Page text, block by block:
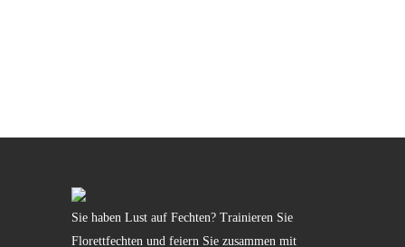
Sie haben Lust auf Fechten? Trainieren Sie
Florettfechten und feiern Sie zusammen mit